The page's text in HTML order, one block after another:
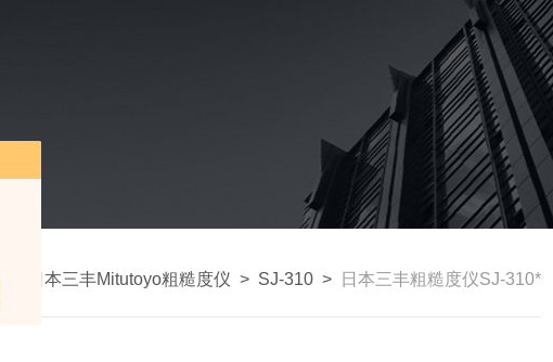
日本三丰Mitutoyo粗糙度仪 > SJ-310 > 日本三丰粗糙度仪SJ-310*